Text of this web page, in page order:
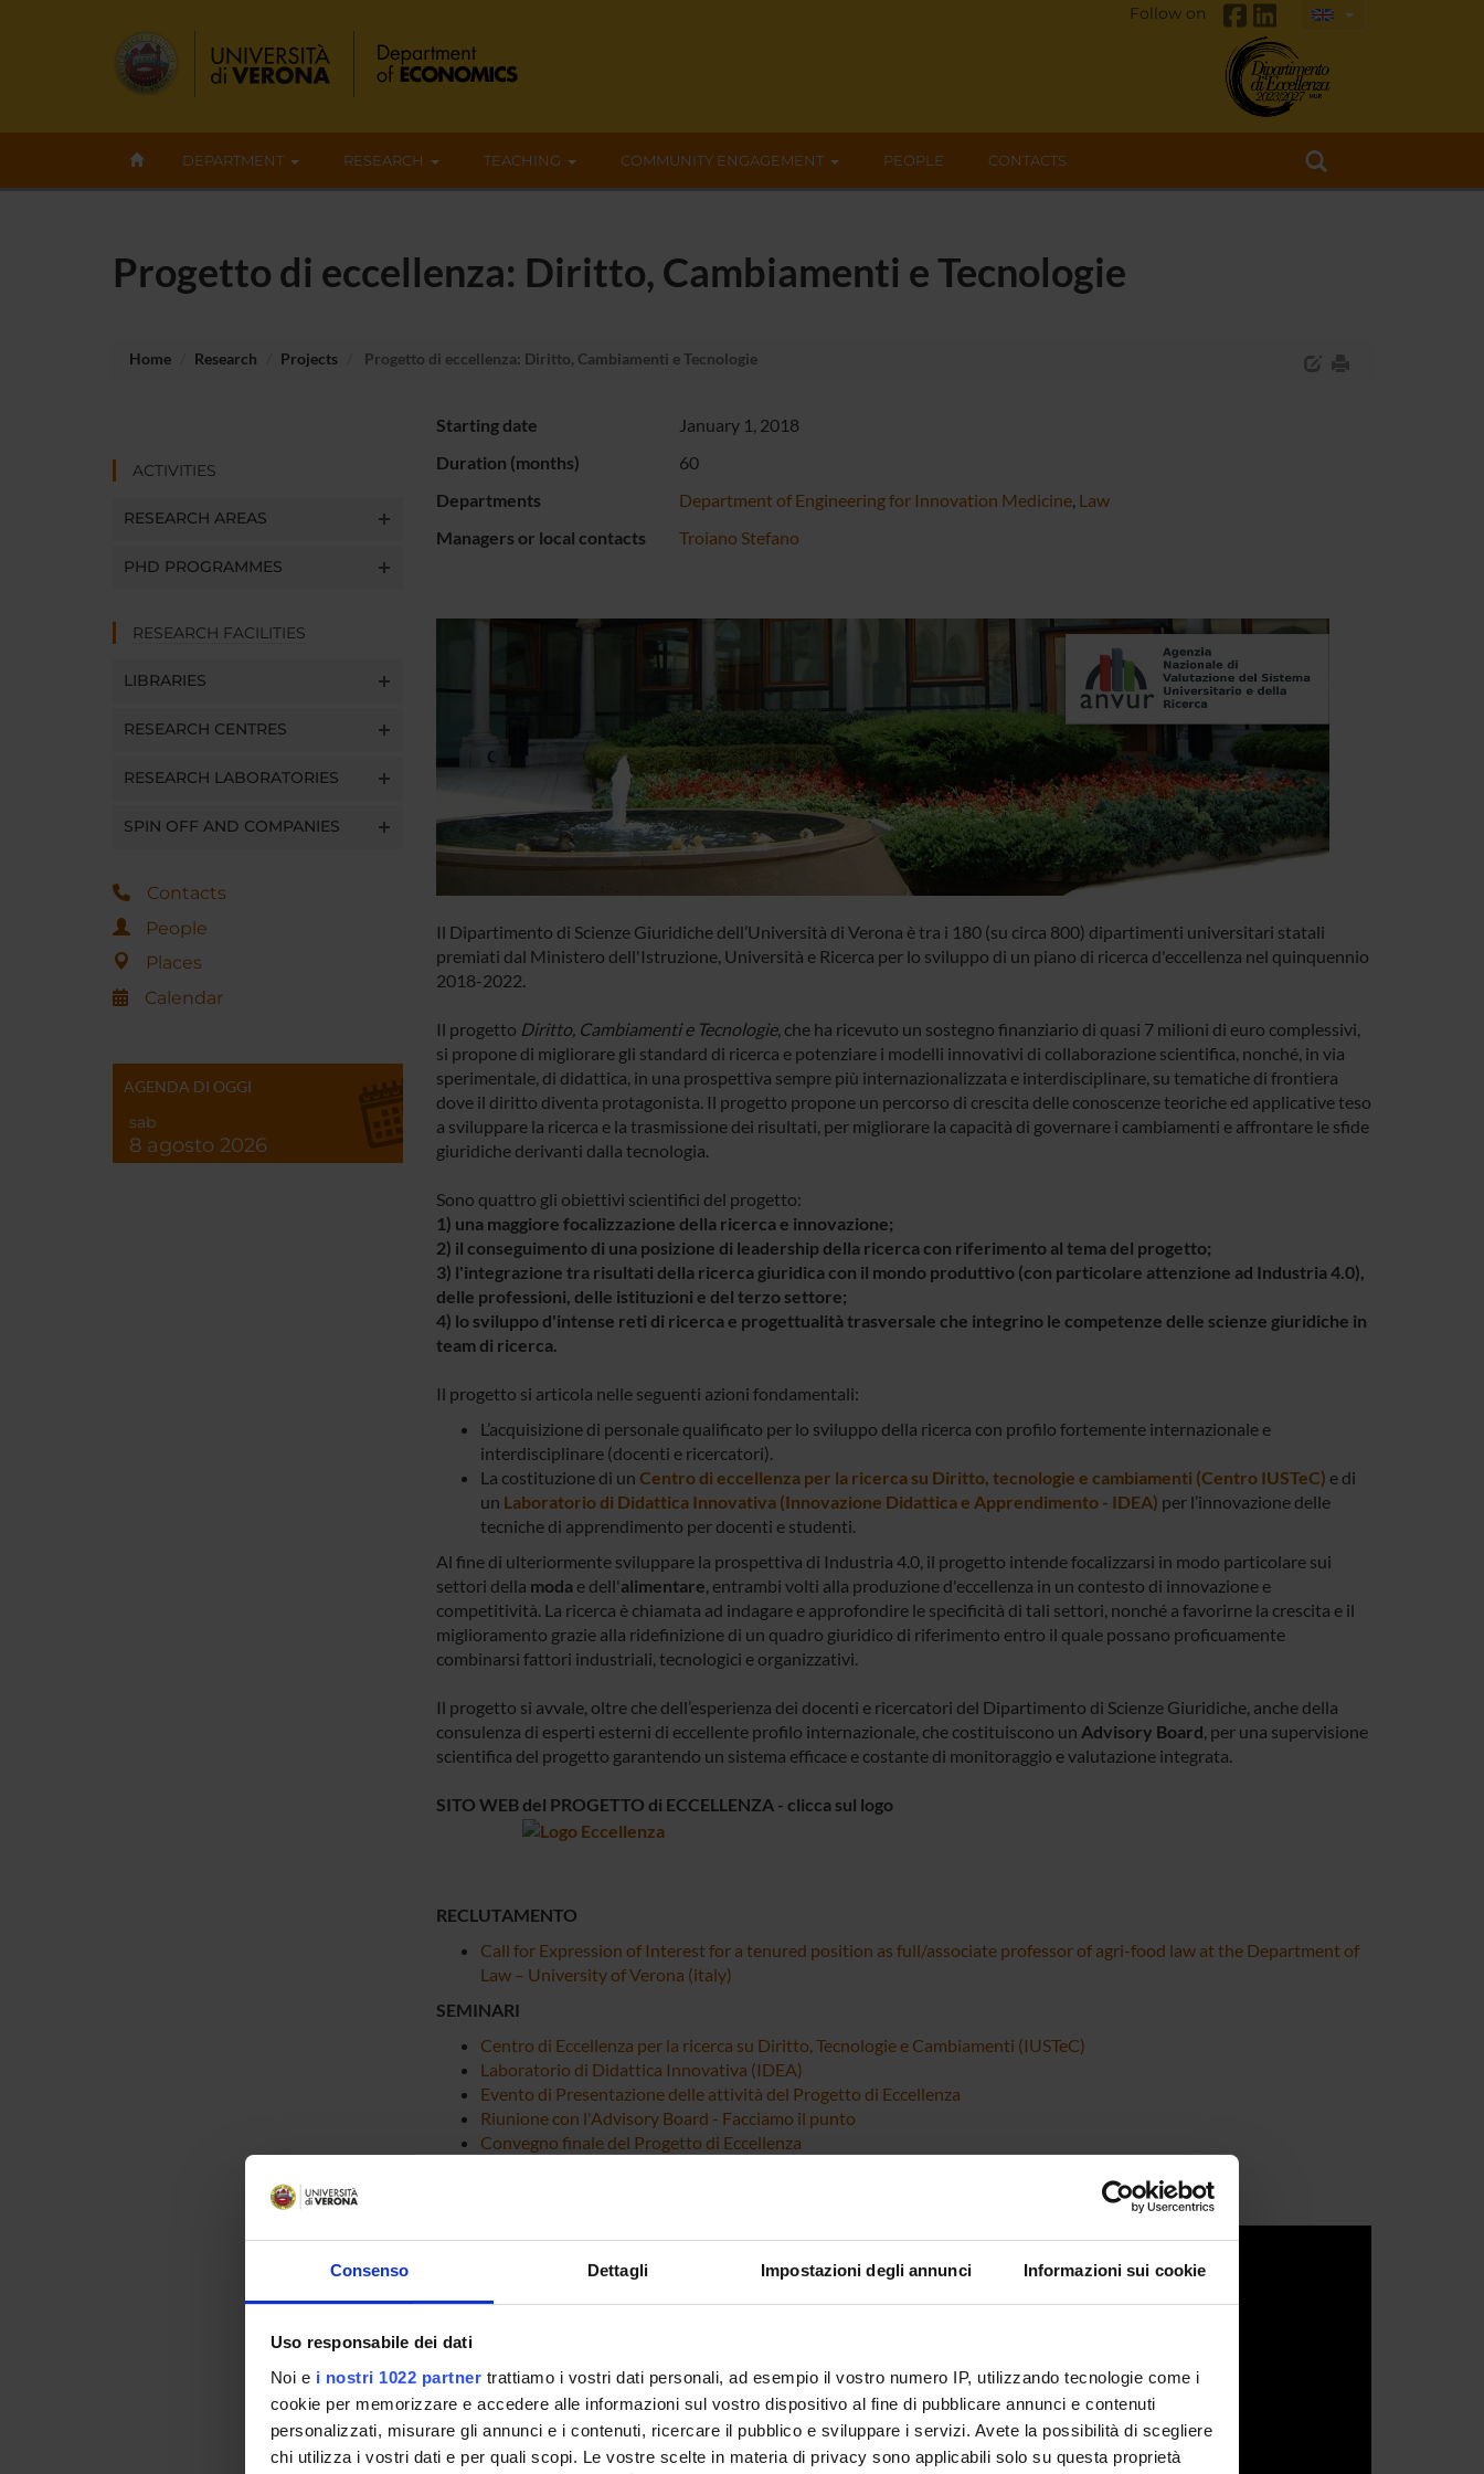
Consenso Dettagli Impostazioni degli annunci Informazioni sui cookie
Uso responsabile dei dati
Noi e i nostri 1022 partner trattiamo i vostri dati personali, ad esempio il vostro numero IP, utilizzando tecnologie come i
cookie per memorizzare e accedere alle informazioni sul vostro dispositivo al fine di pubblicare annunci e contenuti
personalizzati, misurare gli annunci e i contenuti, ricercare il pubblico e sviluppare i servizi. Avete la possibilità di scegliere
chi utilizza i vostri dati e per quali scopi. Le vostre scelte in materia di privacy sono applicabili solo su questa proprietà
Follow on
DEPARTMENT RESEARCH TEACHING COMMUNITY ENGAGEMENT PEOPLE CONTACTS
Progetto di eccellenza: Diritto, Cambiamenti e Tecnologie
Home Research Projects Progetto di eccellenza: Diritto, Cambiamenti e Tecnologie
ACTIVITIES
RESEARCH AREAS
PHD PROGRAMMES
RESEARCH FACILITIES
LIBRARIES
RESEARCH CENTRES
RESEARCH LABORATORIES
SPIN OFF AND COMPANIES
Contacts
People
Places
Calendar
AGENDA DI OGGI
sab
8 agosto 2026
Starting date
January 1, 2018
Duration (months)
60
Departments
Department of Engineering for Innovation Medicine, Law
Managers or local contacts
Troiano Stefano
Il Dipartimento di Scienze Giuridiche dell’Università di Verona è tra i 180 (su circa 800) dipartimenti universitari statali
premiati dal Ministero dell'Istruzione, Università e Ricerca per lo sviluppo di un piano di ricerca d'eccellenza nel quinquennio
2018-2022.
Il progetto Diritto, Cambiamenti e Tecnologie, che ha ricevuto un sostegno finanziario di quasi 7 milioni di euro complessivi,
si propone di migliorare gli standard di ricerca e potenziare i modelli innovativi di collaborazione scientifica, nonché, in via
sperimentale, di didattica, in una prospettiva sempre più internazionalizzata e interdisciplinare, su tematiche di frontiera
dove il diritto diventa protagonista. Il progetto propone un percorso di crescita delle conoscenze teoriche ed applicative teso
a sviluppare la ricerca e la trasmissione dei risultati, per migliorare la capacità di governare i cambiamenti e affrontare le sfide
giuridiche derivanti dalla tecnologia.
Sono quattro gli obiettivi scientifici del progetto:
1) una maggiore focalizzazione della ricerca e innovazione;
2) il conseguimento di una posizione di leadership della ricerca con riferimento al tema del progetto;
3) l'integrazione tra risultati della ricerca giuridica con il mondo produttivo (con particolare attenzione ad Industria 4.0),
delle professioni, delle istituzioni e del terzo settore;
4) lo sviluppo d'intense reti di ricerca e progettualità trasversale che integrino le competenze delle scienze giuridiche in
team di ricerca.
Il progetto si articola nelle seguenti azioni fondamentali:
L’acquisizione di personale qualificato per lo sviluppo della ricerca con profilo fortemente internazionale e
interdisciplinare (docenti e ricercatori).
La costituzione di un Centro di eccellenza per la ricerca su Diritto, tecnologie e cambiamenti (Centro IUSTeC) e di
un Laboratorio di Didattica Innovativa (Innovazione Didattica e Apprendimento - IDEA) per l’innovazione delle
tecniche di apprendimento per docenti e studenti.
Al fine di ulteriormente sviluppare la prospettiva di Industria 4.0, il progetto intende focalizzarsi in modo particolare sui
settori della modae dell'alimentare, entrambi volti alla produzione d'eccellenza in un contesto di innovazione e
competitività. La ricerca è chiamata ad indagare e approfondire le specificità di tali settori, nonché a favorirne la crescita e il
miglioramento grazie alla ridefinizione di un quadro giuridico di riferimento entro il quale possano proficuamente
combinarsi fattori industriali, tecnologici e organizzativi.
Il progetto si avvale, oltre che dell’esperienza dei docenti e ricercatori del Dipartimento di Scienze Giuridiche, anche della
consulenza di esperti esterni di eccellente profilo internazionale, che costituiscono un Advisory Board, per una supervisione
scientifica del progetto garantendo un sistema efficace e costante di monitoraggio e valutazione integrata.
SITO WEB del PROGETTO di ECCELLENZA - clicca sul logo
RECLUTAMENTO
Call for Expression of Interest for a tenured position as full/associate professor of agri-food law at the Department of
Law – University of Verona (italy)
SEMINARI
Centro di Eccellenza per la ricerca su Diritto, Tecnologie e Cambiamenti (IUSTeC)
Laboratorio di Didattica Innovativa (IDEA)
Evento di Presentazione delle attività del Progetto di Eccellenza
Riunione con l'Advisory Board - Facciamo il punto
Convegno finale del Progetto di Eccellenza